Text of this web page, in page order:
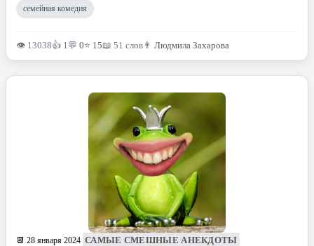
семейная комедия
👁 13038👍 1💬 0⭐ 15📖 51 слов 👨 Людмила Захарова
📆 28 января 2024 САМЫЕ СМЕШНЫЕ АНЕКДОТЫ